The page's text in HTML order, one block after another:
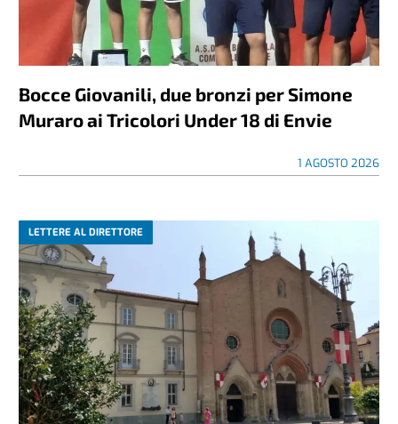
Bocce Giovanili, due bronzi per Simone
Muraro ai Tricolori Under 18 di Envie
1 AGOSTO 2026
LETTERE AL DIRETTORE